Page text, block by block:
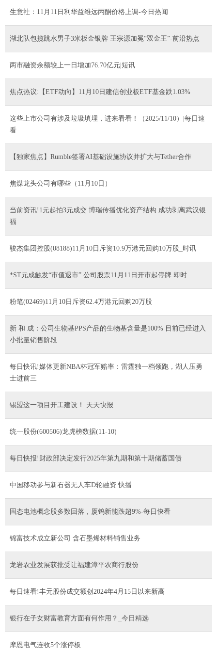
生意社：11月11日利华益维远丙酮价格上调-今日热闻
湖北队包揽跳水男子3米板金银牌 王宗源加冕“双金王”-前沿热点
两市融资余额较上一日增加76.70亿元|短讯
焦点热议:【ETF动向】11月10日建信创业板ETF基金跌1.03%
这些上市公司有涉及垃圾填埋，进来看看！（2025/11/10）|每日速
看
【独家焦点】Rumble签署AI基础设施协议并扩大与Tether合作
焦煤龙头公司有哪些（11月10日）
当前资讯!1元起拍3元成交 博瑞传播优化资产结构 成功剥离武汉银
福
骏杰集团控股(08188)11月10日斥资10.9万港元回购10万股_时讯
*ST元成触发“市值退市” 公司股票11月11日开市起停牌 即时
粉笔(02469)11月10日斥资62.4万港元回购20万股
新 和 成：公司生物基PPS产品的生物基含量是100% 目前已经进入
小批量销售阶段
每日快讯!媒体更新NBA杯冠军赔率：雷霆独一档领跑，湖人压勇
士进前三
锡盟这一项目开工建设！ 天天快报
统一股份(600506)龙虎榜数据(11-10)
每日快报!财政部决定发行2025年第九期和第十期储蓄国债
中国移动参与新石器无人车D轮融资 快播
固态电池概念股多数回落，厦钨新能跌超9%-每日快看
锦富技术成立新公司 含石墨烯材料销售业务
龙岩农业发展获批受让福建漳平农商行股份
每日速看!丰元股份成交额创2024年4月15日以来新高
银行在子女财富教育方面有何作用？_今日精选
摩恩电气连收5个涨停板